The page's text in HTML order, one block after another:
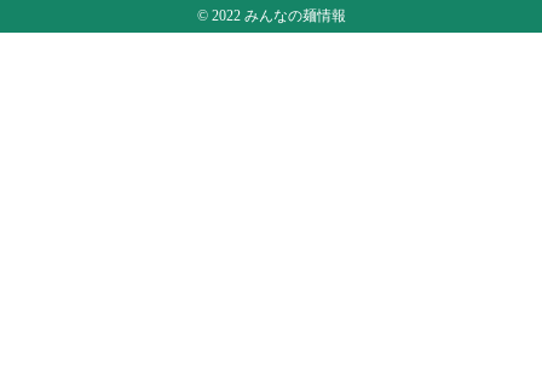
© 2022 みんなの麺情報